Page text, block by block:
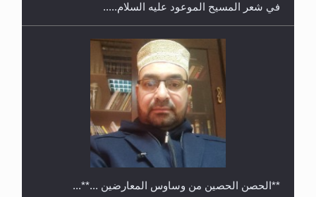
في شعر المسيح الموعود عليه السلام.....
**الحصن الحصين من وساوس المعارضين ...**...